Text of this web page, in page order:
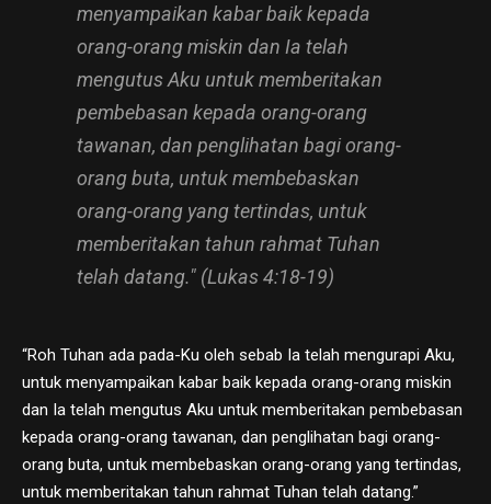
menyampaikan kabar baik kepada
orang-orang miskin dan Ia telah
mengutus Aku untuk memberitakan
pembebasan kepada orang-orang
tawanan, dan penglihatan bagi orang-
orang buta, untuk membebaskan
orang-orang yang tertindas, untuk
memberitakan tahun rahmat Tuhan
telah datang." (Lukas 4:18-19)
“Roh Tuhan ada pada-Ku oleh sebab Ia telah mengurapi Aku,
untuk menyampaikan kabar baik kepada orang-orang miskin
dan Ia telah mengutus Aku untuk memberitakan pembebasan
kepada orang-orang tawanan, dan penglihatan bagi orang-
orang buta, untuk membebaskan orang-orang yang tertindas,
untuk memberitakan tahun rahmat Tuhan telah datang.”